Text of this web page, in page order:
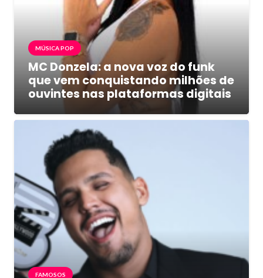
MÚSICA POP
MC Donzela: a nova voz do funk
que vem conquistando milhões de
ouvintes nas plataformas digitais
FAMOSOS